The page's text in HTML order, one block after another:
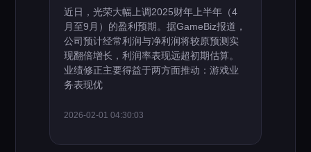
近日，光荣大幅上调2025财年上半年（4
月至9月）的盈利预期。据GameBiz报道，
公司预计经常利润与净利润将较原预测实
现翻倍增长，利润率表现远超初期估算。
业绩修正主要得益于两方面推动：游戏业
务表现优
2026-02-01 04:30:03